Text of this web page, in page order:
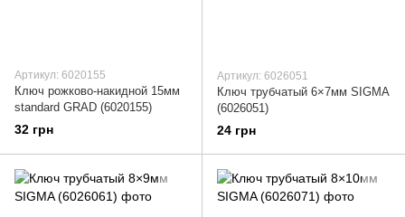
Артикул: 6020155
Ключ рожково-накидной 15мм
standard GRAD (6020155)
32 грн
Артикул: 6026051
Ключ трубчатый 6×7мм SIGMA
(6026051)
24 грн